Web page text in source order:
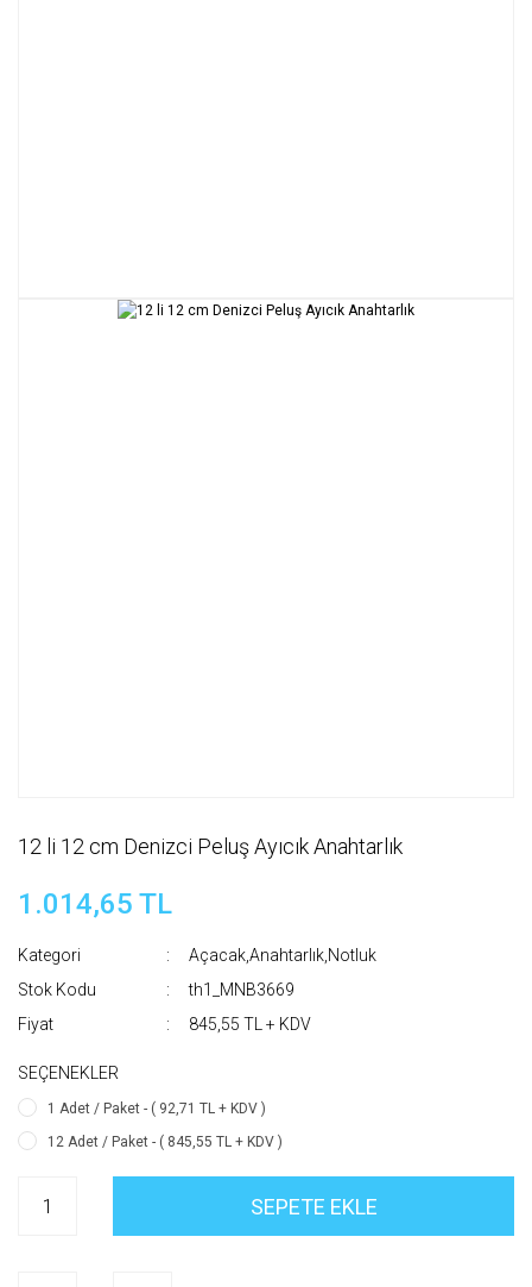
12 li 12 cm Denizci Peluş Ayıcık Anahtarlık
1.014,65 TL
Kategori
Açacak,Anahtarlık,Notluk
Stok Kodu
th1_MNB3669
Fiyat
845,55 TL + KDV
SEÇENEKLER
1 Adet / Paket - ( 92,71 TL + KDV )
12 Adet / Paket - ( 845,55 TL + KDV )
SEPETE EKLE